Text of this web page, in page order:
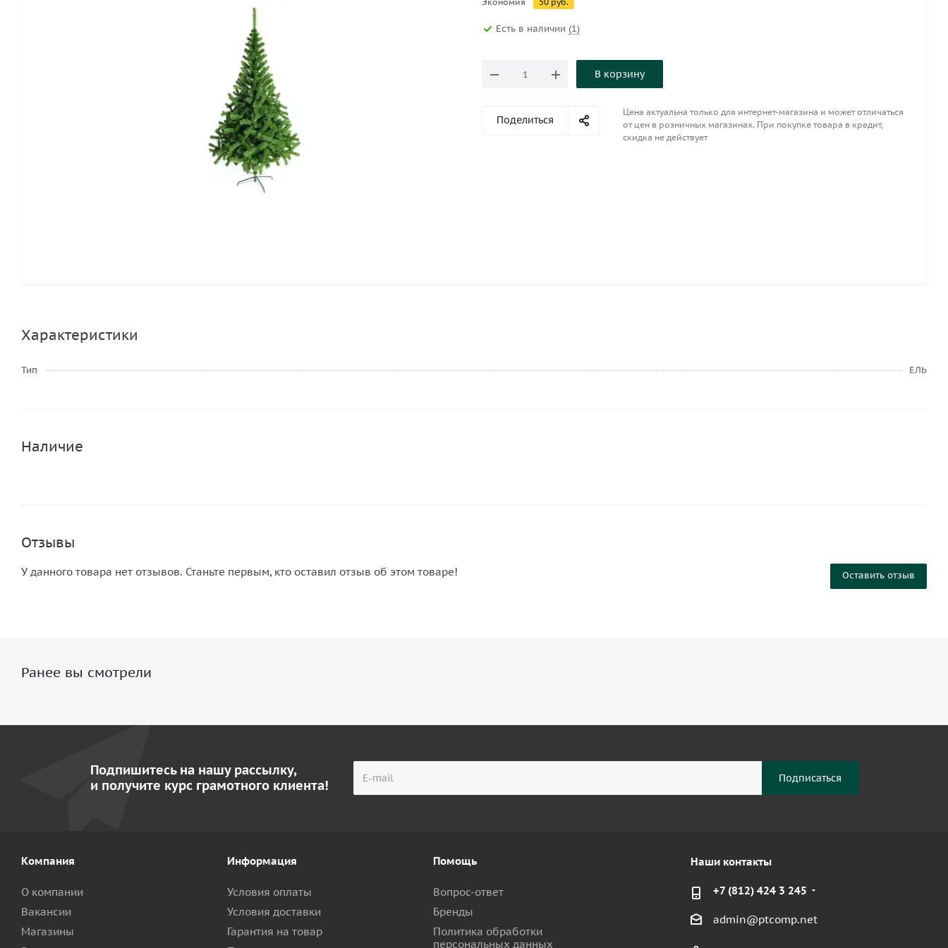
Есть в наличии (1)
В корзину
Поделиться
Цена актуальна только для интернет-магазина и может отличаться
от цен в розничных магазинах. При покупке товара в кредит,
скидка не действует
Характеристики
Тип ЕЛЬ
Наличие
Отзывы
Оставить отзыв
У данного товара нет отзывов. Станьте первым, кто оставил отзыв об этом товаре!
Ранее вы смотрели
Подпишитесь на нашу рассылку,
и получите курс грамотного клиента!
Компания
О компании
Вакансии
Магазины
Информация
Условия оплаты
Условия доставки
Гарантия на товар
Помощь
Вопрос-ответ
Бренды
Политика обработки
персональных данных
Наши контакты
+7 (812) 424 3 245
admin@ptcomp.net